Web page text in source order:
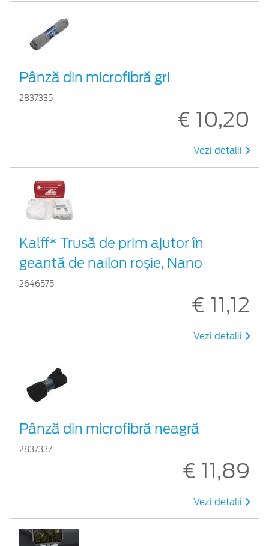
Pânză din microfibră gri
2837335
€ 10,20
Vezi detalii
Kalff* Trusă de prim ajutor în
geantă de nailon roșie, Nano
2646575
€ 11,12
Vezi detalii
Pânză din microfibră neagră
2837337
€ 11,89
Vezi detalii